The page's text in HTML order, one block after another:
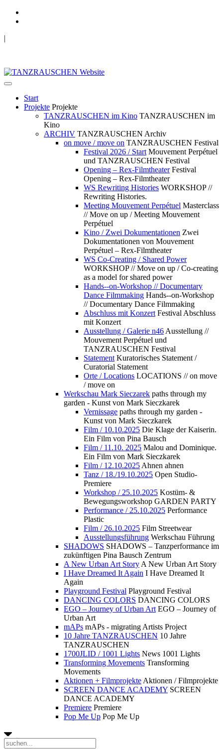
|
Start
Projekte Projekte
TANZRAUSCHEN im Kino TANZRAUSCHEN im
Kino
ARCHIV TANZRAUSCHEN Archiv
on move / move on TANZRAUSCHEN Festival
Festival 2026 / Start Mouvement Perpétuel
und TANZRAUSCHEN Festival
Opening – Rex-Filmtheater Festival
Opening – Rex-Filmtheater
WS Rewriting Histories WORKSHOP //
Rewriting Histories.
Meeting Mouvement Perpétuel Masterclass
// Move on up / Meeting Mouvement
Perpétuel
Kino / Zwei Dokumentationen Zwei
Dokumentationen von Mouvement
Perpétuel – Rex-Filmtheater
WS Co-Creating / Shared Power
WORKSHOP // Move on up / Co-creating
as a model for shared power
Hands--on-Workshop // Documentary
Dance Filmmaking Hands--on-Workshop
// Documentary Dance Filmmaking
Abschluss mit Konzert Festival Abschluss
mit Konzert
Ausstellung / Galerie n46 Ausstellung //
Mouvement Perpétuel und
TANZRAUSCHEN Festival
Statement Kuratorisches Statement /
Curatorial Statement
Orte / Locations LOCATIONS // on move
/ move on
Werkschau Mark Sieczarek paths through my
garden - Kunst von Mark Sieczkarek
Vernissage paths through my garden -
Kunst von Mark Sieczkarek
Film / 10.10.2025 Die Klage der Kaiserin.
Ein Film von Pina Bausch
Film / 11.10. 2025 Malou and Dominique.
Ein Film von Mark Sieczkarek
Film / 12.10.2025 Ahnen ahnen
Tanz / 18./19.10.2025 Open Studio-
Premiere
Workshop / 25.10.2025 Kostüm- &
Bewegungsworkshop GARDEN PARTY
Performance / 25.10.2025 Performance
Plastic
Film / 26.10.2025 Film Streetwear
Ausstellungsführung Werkschau Führung
SHADOWS SHADOWS – Tanzperformance im
zukünftigen Pina Bausch Zentrum
A New Urban Art Story A New Urban Art Story
I Have Dreamed It Again I Have Dreamed It
Again
Playground Festival Playground Festival
DANCING COLORS DANCING COLORS
EGO – Journey of Urban Art EGO – Journey of
Urban Art
mAPs mAPs - migrating Artists Project
10 Jahre TANZRAUSCHEN 10 Jahre
TANZRAUSCHEN
1700JLID / 1001 Lights News 1001 Lights
Transforming Movements Transforming
Movements
Aktionen + Filmprojekte Aktionen / Filmprojekte
SCREEN DANCE ACADEMY SCREEN
DANCE ACADEMY
Premiere Premiere
Pop Me Up Pop Me Up